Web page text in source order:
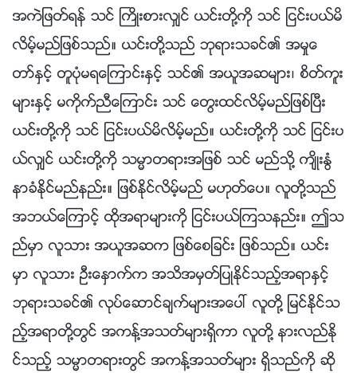
အကဲျဖတ္ရန္ သင္ ႀကိဳးစားလွ်င္ ယင္းတို႔ကို သင္ ျငင္းပယ္မိ
လိမ့္မည္ျဖစ္သည္။ ယင္းတို႔သည္ ဘုရားသခင္၏ အမႈေ
တာ္ႏွင့္ တူပုံမရေၾကာင္းႏွင့္ သင္၏ အယူအဆမ်ား၊ စိတ္ကူး
မ်ားႏွင့္ မကိုက္ညီေၾကာင္း သင္ ေတြးထင္လိမ့္မည္ျဖစ္ၿပီး
ယင္းတို႔ကို သင္ ျငင္းပယ္မိလိမ့္မည္။ ယင္းတို႔ကို သင္ ျငင္းပ
ယ္လွ်င္ ယင္းတို႔ကို သမၼာတရားအျဖစ္ သင္ မည္သို႔ က်ိဳးႏြံ
နာခံႏိုင္မည္နည္း။ ျဖစ္ႏိုင္လိမ့္မည္ မဟုတ္ေပ။ လူတို႔သည္
အဘယ္ေၾကာင့္ ထိုအရာမ်ားကို ျငင္းပယ္ၾကသနည္း။ ဤသ
ည္မွာ လူသား အယူအဆက ျဖစ္ေစျခင္း ျဖစ္သည္။ ယင္း
မွာ လူသား ဦးေႏွာက္က အသိအမွတ္ျပဳႏိုင္သည့္အရာႏွင့္
ဘုရားသခင္၏ လုပ္ေဆာင္ခ်က္မ်ားအေပၚ လူတို႔ ျမင္ႏိုင္သ
ည့္အရာတို႔တြင္ အကန႔္အသတ္မ်ားရွိကာ လူတို႔ နားလည္ႏို
င္သည့္ သမၼာတရားတြင္ အကန႔္အသတ္မ်ား ရွိသည္ကို ဆို